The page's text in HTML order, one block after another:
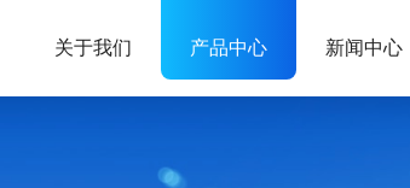
关于我们 产品中心 新闻中心